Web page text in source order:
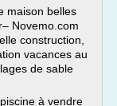
maison belles
Novemo.com
construction,
vacances au
de sable
à vendre